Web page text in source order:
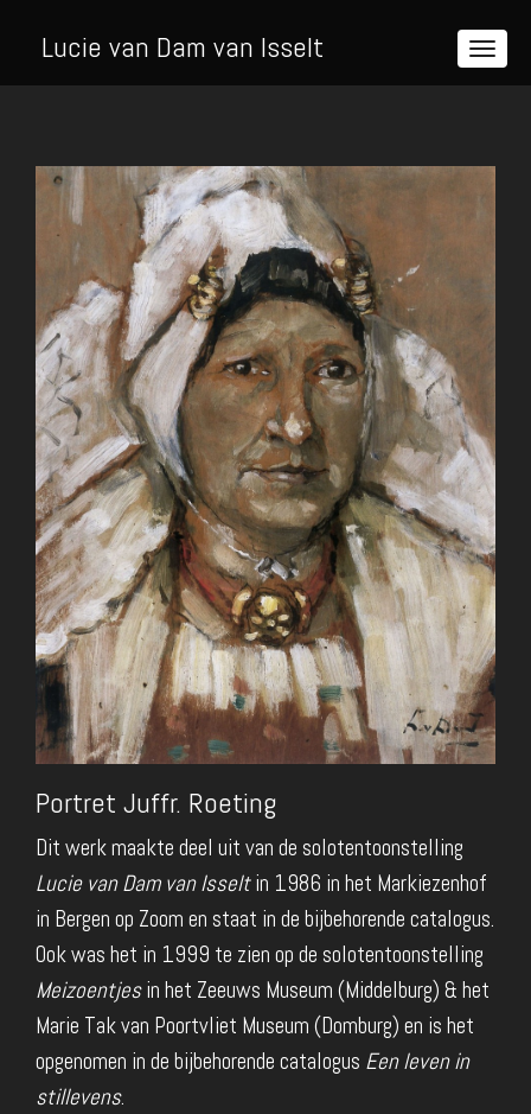
Lucie van Dam van Isselt
Portret Juffr. Roeting
Dit werk maakte deel uit van de solotentoonstelling
Lucie van Dam van Isseltin 1986 in het Markiezenhof
in Bergen op Zoom en staat in de bijbehorende catalogus.
Ook was het in 1999 te zien op de solotentoonstelling
Meizoentjesin het Zeeuws Museum (Middelburg) & het
Marie Tak van Poortvliet Museum (Domburg) en is het
opgenomen in de bijbehorende catalogus Een leven in
stillevens.